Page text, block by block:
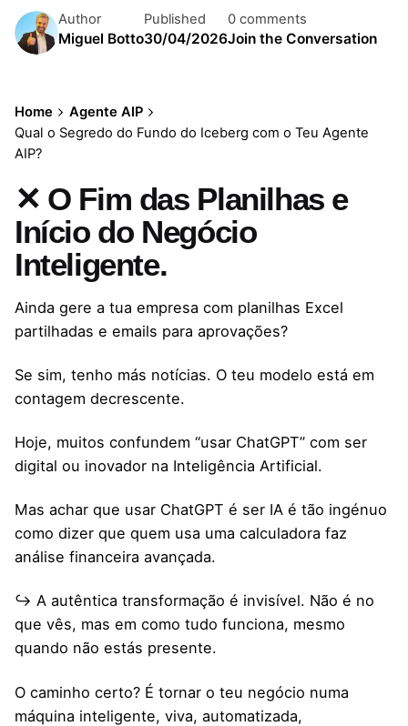
Author
Miguel Botto
Published
30/04/2026
0 comments
Join the Conversation
Home
Agente AIP
Qual o Segredo do Fundo do Iceberg com o Teu Agente
AIP?
✕ O Fim das Planilhas e
Início do Negócio
Inteligente.
Ainda gere a tua empresa com planilhas Excel
partilhadas e emails para aprovações?
Se sim, tenho más notícias. O teu modelo está em
contagem decrescente.
Hoje, muitos confundem “usar ChatGPT” com ser
digital ou inovador na Inteligência Artificial.
Mas achar que usar ChatGPT é ser IA é tão ingénuo
como dizer que quem usa uma calculadora faz
análise financeira avançada.
↪ A autêntica transformação é invisível. Não é no
que vês, mas em como tudo funciona, mesmo
quando não estás presente.
O caminho certo? É tornar o teu negócio numa
máquina inteligente, viva, automatizada,